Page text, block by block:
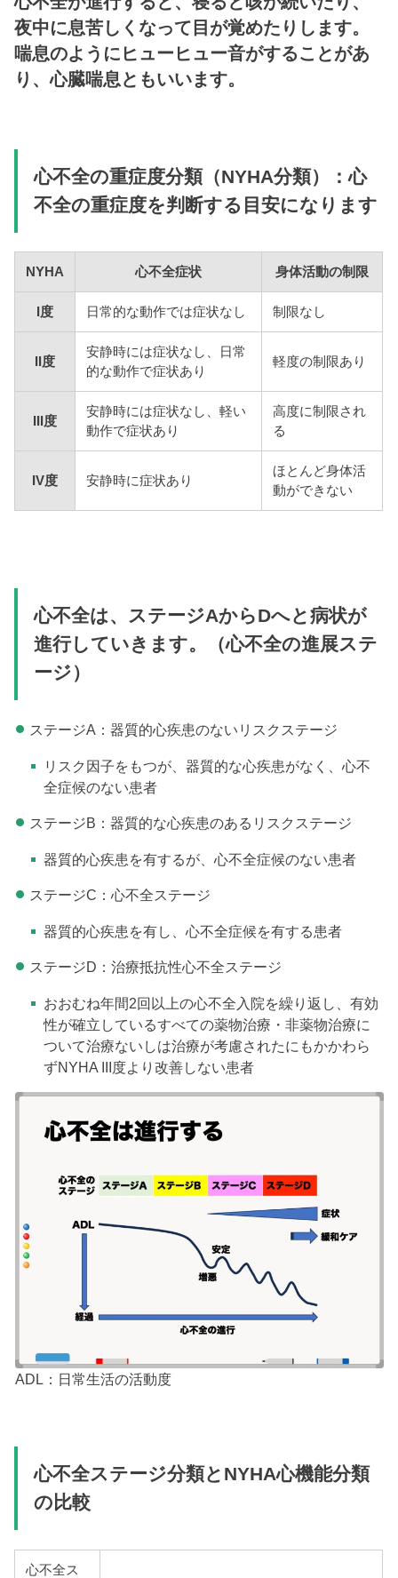
夜中に息苦しくなって目が覚めたりします。
喘息のようにヒューヒュー音がすることがあ
り、心臓喘息ともいいます。
心不全の重症度分類（NYHA分類）：心
不全の重症度を判断する目安になります
NYHA 心不全症状 身体活動の制限
I度 日常的な動作では症状なし 制限なし
II度
安静時には症状なし、日常
的な動作で症状あり
軽度の制限あり
III度
安静時には症状なし、軽い
動作で症状あり
高度に制限され
る
IV度 安静時に症状あり
ほとんど身体活
動ができない
心不全は、ステージAからDへと病状が
進行していきます。（心不全の進展ステ
ージ）
ステージA：器質的心疾患のないリスクステージ
リスク因子をもつが、器質的な心疾患がなく、心不
全症候のない患者
ステージB：器質的な心疾患のあるリスクステージ
器質的心疾患を有するが、心不全症候のない患者
ステージC：心不全ステージ
器質的心疾患を有し、心不全症候を有する患者
ステージD：治療抵抗性心不全ステージ
おおむね年間2回以上の心不全入院を繰り返し、有効
性が確立しているすべての薬物治療・非薬物治療に
ついて治療ないしは治療が考慮されたにもかかわら
ずNYHA III度より改善しない患者
ADL：日常生活の活動度
心不全ステージ分類とNYHA心機能分類
の比較
心不全ス